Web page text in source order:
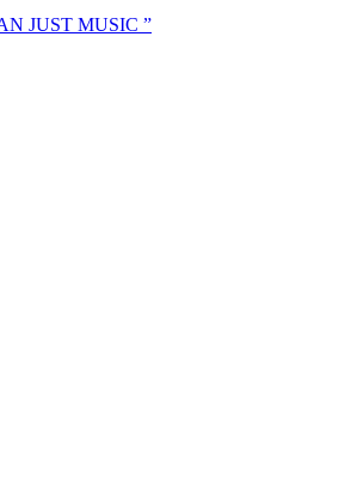
JUST MUSIC ”